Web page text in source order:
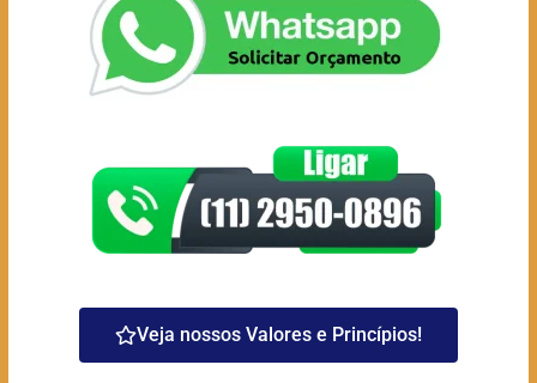
Veja nossos Valores e Princípios!